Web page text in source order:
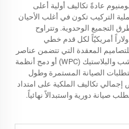
عادةً تكاليف أولية أعلى
التركيب تكون في أغلب الأحيان
التجميع الوحدوية. وتتراوح
التركيب الاحترافية بين ٢٥ و٤٥ دولاراً أمريكيّاً لكل قدم خطي
المعقدة التي تتضمن عناصر
ألواح الجدران المصنوعة من خليط الخشب والبلاستيك (WPC) أو دمج أنظمة
متطلبات الصيانة المستمرة وطول
إجمالي تكاليف الملكية على امتداد
صيانة دورية واستبدالاً نهائياً.